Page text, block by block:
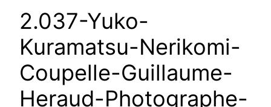
2.037-Yuko-
Kuramatsu-Nerikomi-
Coupelle-Guillaume-
Heraud-Photographe-